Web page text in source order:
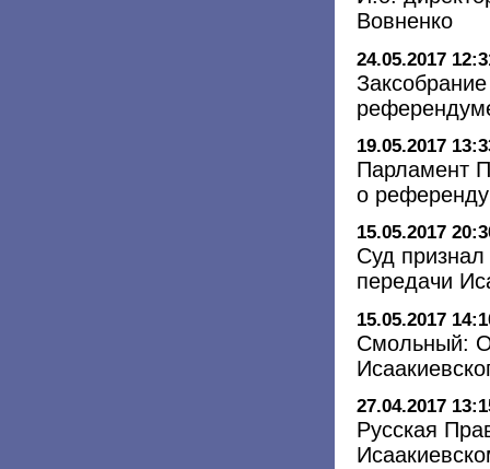
Вовненко
24.05.2017
19.05.2017
Парламент
о
15.05.2017
Суд
передачи
15.05.2017
Смольный:
27.04.2017
Русская